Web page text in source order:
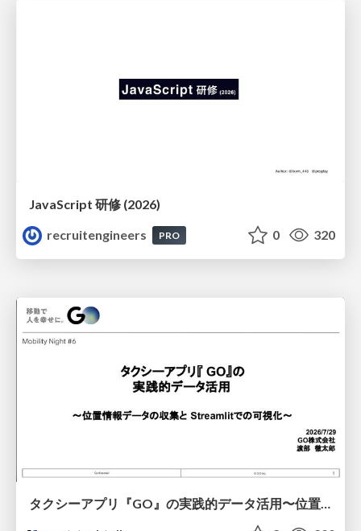
JavaScript 研修 (2026)
recruitengineers
PRO 0 320
タクシーアプリ『GO』の実践的データ活用〜位置情報データの収集とStreamlitでの可視化〜